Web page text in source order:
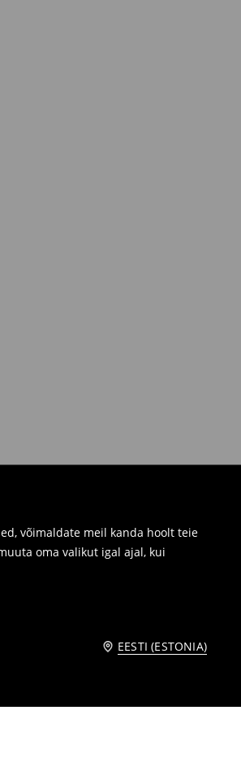
võimaldate meil kanda hoolt teie
oma valikut igal ajal, kui
EESTI (ESTONIA)